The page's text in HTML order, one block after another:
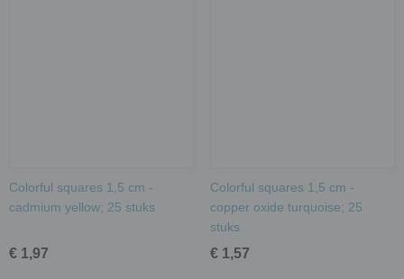
Colorful squares 1,5 cm -
cadmium yellow; 25 stuks
€ 1,97
Colorful squares 1,5 cm -
copper oxide turquoise; 25
stuks
€ 1,57